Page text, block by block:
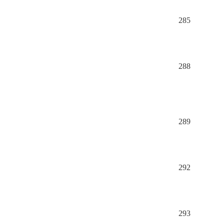
285
288
289
292
293